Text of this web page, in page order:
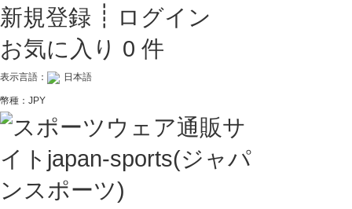
新規登録 ┊
ログイン
お気に入り 0 件
表示言語： 日本語
幣種： JPY